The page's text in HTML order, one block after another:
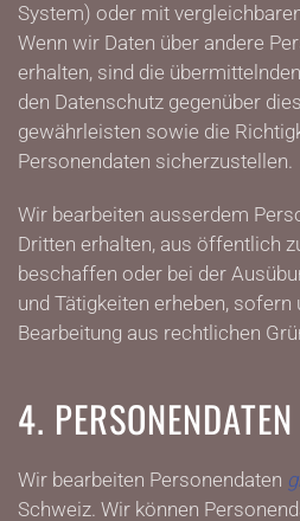
System) oder mit
Wenn wir Daten über andere
erhalten, sind die
den Datenschutz gegenüber
gewährleisten sowie die
Personendaten sicherzustellen.
Wir bearbeiten ausserdem
Dritten erhalten, aus öffentlich
beschaffen oder bei der
und Tätigkeiten erheben,
Bearbeitung aus rechtlichen
4.
Wir bearbeiten Personendaten
Schweiz. Wir können